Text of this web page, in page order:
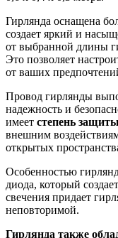
Гирлянда оснащена
создает яркий и
от выбранной длины
Это позволяет
от ваших
Провод гирлянды
надежность и
имеет степень
внешним
открытых
Особенностью
диода, который
свечения придает
неповторимой.
Гирлянда также